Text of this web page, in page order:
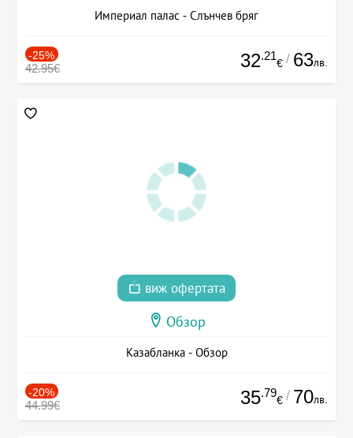
Империал палас - Слънчев бряг
-25%
42.95€ 32.21
€ / 63лв.
виж офертата
Обзор
Казабланка - Обзор
-20%
44.99€ 35.79
€ / 70лв.